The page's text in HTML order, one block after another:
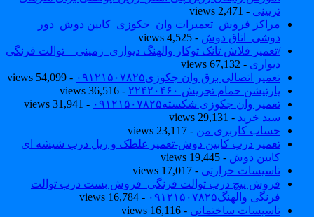
تزیینی- 2,471 views
مراکز فروش_تعمیرات وان_جکوزی_کابین دوش_دور
دوشی_اتاق دوش- 4,525 views
/تعمیر فلاش تانک توکار والهنگ دیواری_زمینی _ توالت فرنگی
دیواری - 67,132 views
تعمیر اتصالی برق وان جکوزی۰۹۱۲۱۵۰۷۸۲۵
- 54,099 views
پارتیشن حمام تجریش ۲۲۴۲۰۴۶۰
- 36,516 views
تعمیر وان جکوزی شکسته۰۹۱۲۱۵۰۷۸۲۵
- 31,941 views
سبد خرید - 29,131 views
حساب کاربری من- 23,117 views
تعمیر درب کابین دوش-تعمیر غلطک و ریل درب شیشه ای
کابین دوش- 19,445 views
تاسیسات حرارتی- 17,017 views
فروش پیچ درب توالت فرنگی_فروش بست درب توالت
فرنگی والهنگ۰۹۱۲۱۵۰۷۸۲۵
- 16,784 views
تاسیسات ساختمانی- 16,116 views